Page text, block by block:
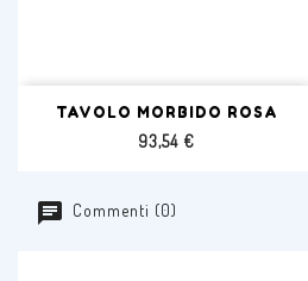
TAVOLO MORBIDO ROSA
Prezzo
93,54 €
Commenti (0)